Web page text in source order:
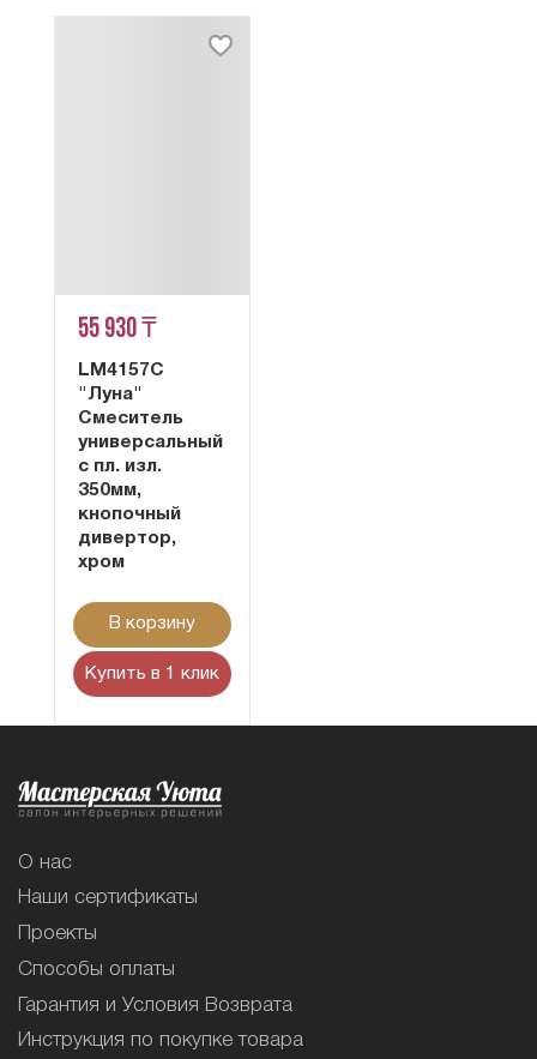
55 930 ₸
LM4157C
"Луна"
Смеситель
универсальный
с пл. изл.
350мм,
кнопочный
дивертор,
хром
В корзину
Купить в 1 клик
О нас
Наши сертификаты
Проекты
Способы оплаты
Гарантия и Условия Возврата
Инструкция по покупке товара